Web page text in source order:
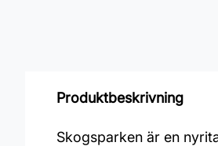
Produktbeskrivning
Skogsparken är en